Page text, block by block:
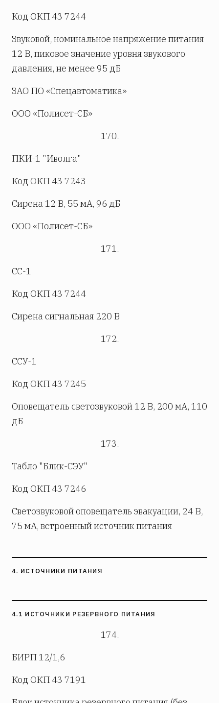
Код ОКП 43 7244
Звуковой, номинальное напряжение питания
12 В, пиковое значение уровня звукового
давления, не менее 95 дБ
ЗАО ПО «Спецавтоматика»
ООО «Полисет-СБ»
170.
ПКИ-1 "Иволга"
Код ОКП 43 7243
Сирена 12 В, 55 мА, 96 дБ
ООО «Полисет-СБ»
171.
СС-1
Код ОКП 43 7244
Сирена сигнальная 220 В
172.
ССУ-1
Код ОКП 43 7245
Оповещатель светозвуковой 12 В, 200 мА, 110
дБ
173.
Табло "Блик-СЭУ"
Код ОКП 43 7246
Светозвуковой оповещатель эвакуации, 24 В,
75 мА, встроенный источник питания
4. ИСТОЧНИКИ ПИТАНИЯ
4.1 ИСТОЧНИКИ РЕЗЕРВНОГО ПИТАНИЯ
174.
БИРП 12/1,6
Код ОКП 43 7191